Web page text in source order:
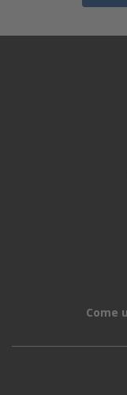
Come